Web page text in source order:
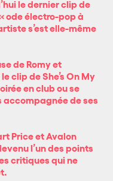
le dernier clip de
ode électro-pop à
s’est elle-même
de Romy et
clip de She’s On My
en club ou se
accompagnée de ses
Price et Avalon
l’un des points
critiques qui ne